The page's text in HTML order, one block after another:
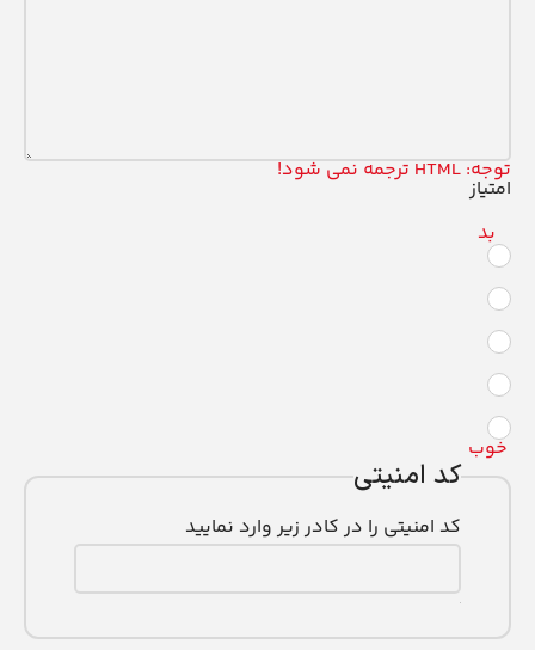
توجه:HTML ترجمه نمی شود!
امتیاز
بد
خوب
کد امنیتی
کد امنیتی را در کادر زیر وارد نمایید